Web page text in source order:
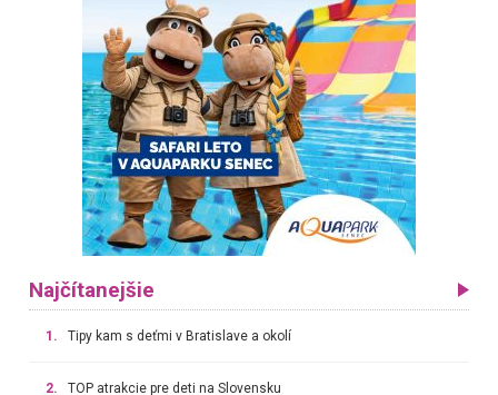
Najčítanejšie
1. Tipy kam s deťmi v Bratislave a okolí
2. TOP atrakcie pre deti na Slovensku